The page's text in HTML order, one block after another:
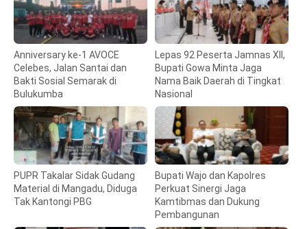
Anniversary ke-1 AVOCE
Celebes, Jalan Santai dan
Bakti Sosial Semarak di
Bulukumba
Lepas 92 Peserta Jamnas XII,
Bupati Gowa Minta Jaga
Nama Baik Daerah di Tingkat
Nasional
PUPR Takalar Sidak Gudang
Material di Mangadu, Diduga
Tak Kantongi PBG
Bupati Wajo dan Kapolres
Perkuat Sinergi Jaga
Kamtibmas dan Dukung
Pembangunan